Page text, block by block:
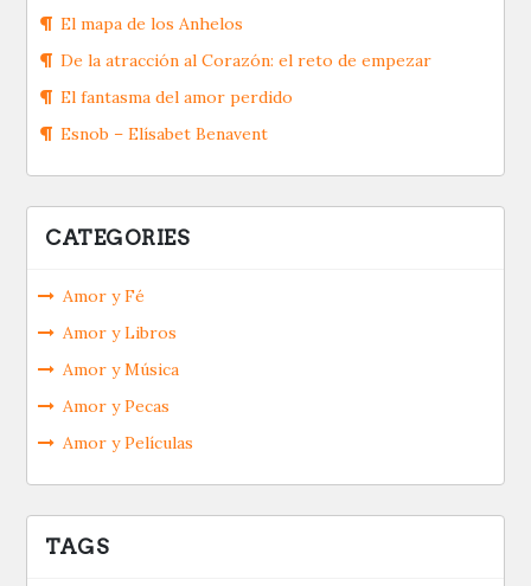
El mapa de los Anhelos
De la atracción al Corazón: el reto de empezar
El fantasma del amor perdido
Esnob – Elísabet Benavent
CATEGORIES
Amor y Fé
Amor y Libros
Amor y Música
Amor y Pecas
Amor y Películas
TAGS